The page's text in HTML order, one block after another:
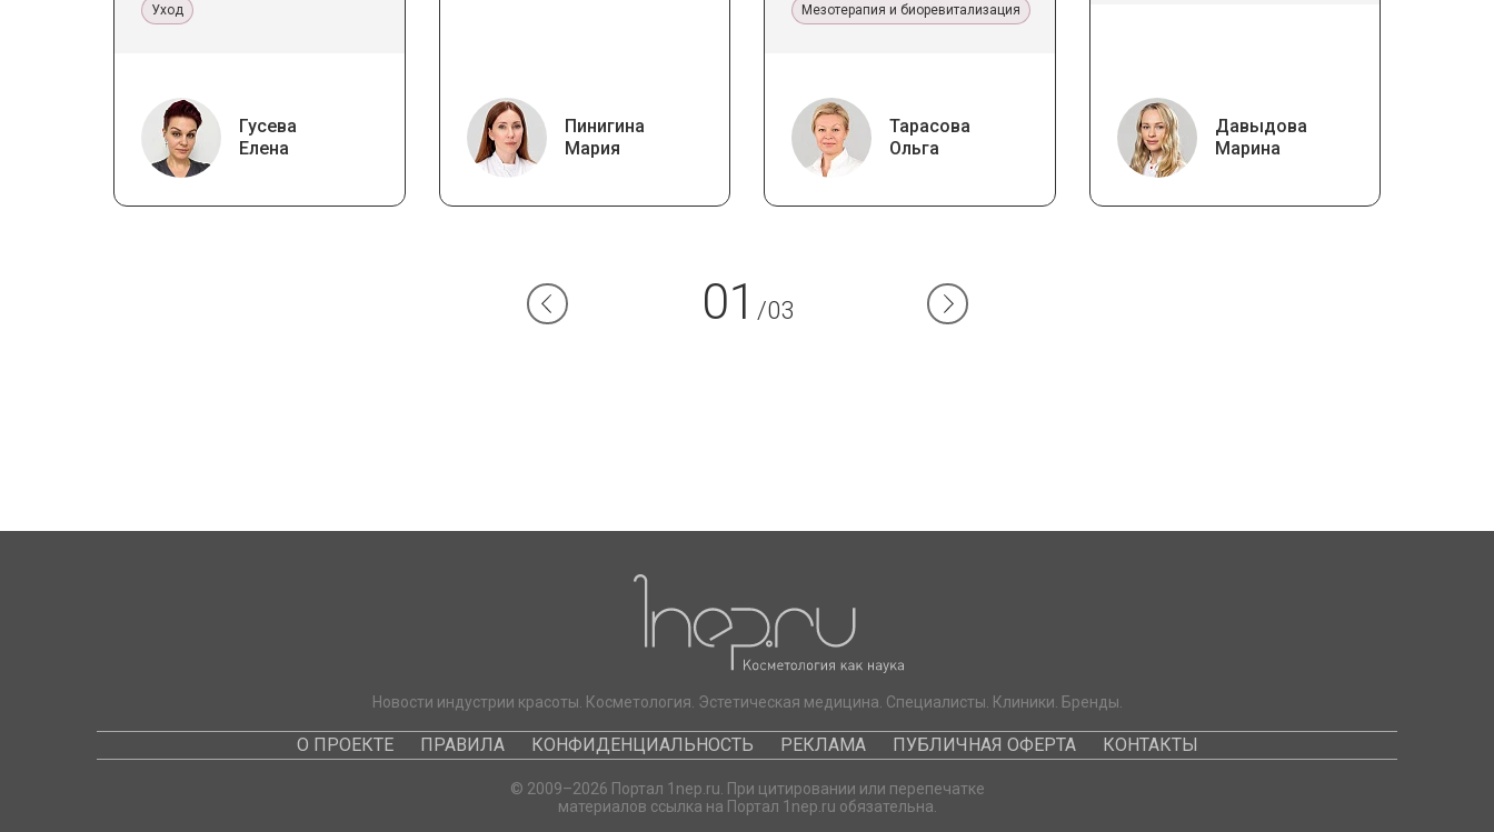
Уход
Гусева
Елена
Пинигина
Мария
Мезотерапия и биоревитализация
Тарасова
Ольга
Давыдова
Марина
01 /03
Новости индустрии красоты. Косметология. Эстетическая медицина. Специалисты. Клиники. Бренды.
О ПРОЕКТЕ ПРАВИЛА КОНФИДЕНЦИАЛЬНОСТЬ РЕКЛАМА ПУБЛИЧНАЯ ОФЕРТА КОНТАКТЫ
© 2009–2026 Портал 1nep.ru. При цитировании или перепечатке
материалов ссылка на Портал 1nep.ru обязательна.